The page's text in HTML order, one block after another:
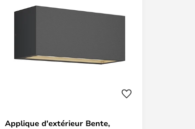
Applique d'extérieur Bente,